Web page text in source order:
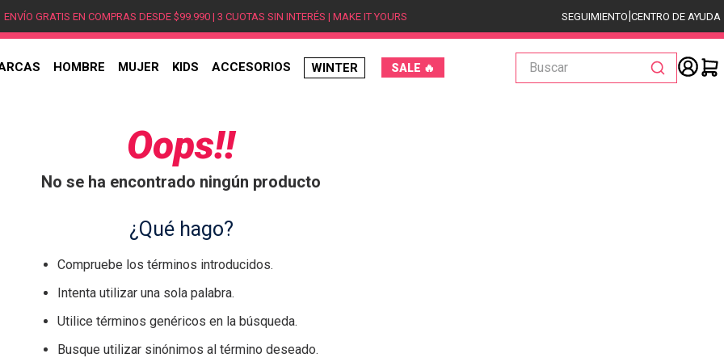
ENVÍO GRATIS EN COMPRAS DESDE $99.990 | 3 CUOTAS SIN INTERÉS | MAKE IT YOURS SEGUIMIENTO|CENTRO DE AYUDA
HOMBRE MUJER KIDS ACCESORIOS WINTER SALE 🔥
Buscar
Oops!!
No se ha encontrado ningún producto
¿Qué hago?
Compruebe los términos introducidos.
Intenta utilizar una sola palabra.
Utilice términos genéricos en la búsqueda.
Busque utilizar sinónimos al término deseado.
2
jordan
3.
mujer
5.
zapatillas
6.
zapatillas jordan
7.
zapatillas hombre
8.
new balance
9. zapatillas nike